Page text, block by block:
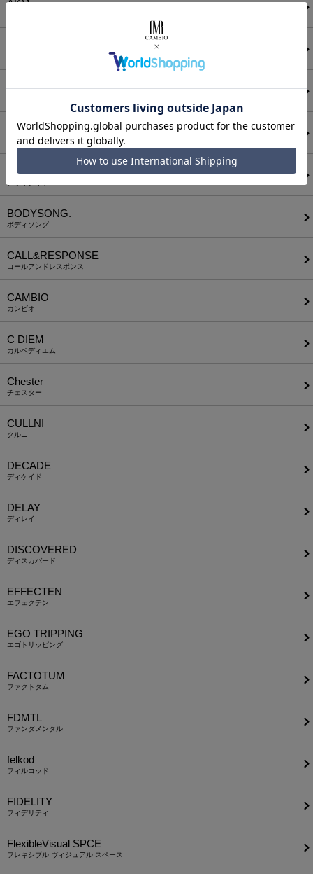
AKM
ANGENEHM
ATTACHMENT
アタッチメント
AUI NITE
BODYSONG.
ボディソング
CALL&RESPONSE
コールアンドレスポンス
CAMBIO
カンビオ
C DIEM
カルペディエム
Chester
チェスター
CULLNI
クルニ
DECADE
ディケイド
DELAY
ディレイ
DISCOVERED
ディスカバード
EFFECTEN
エフェクテン
EGO TRIPPING
エゴトリッピング
FACTOTUM
ファクトタム
FDMTL
ファンダメンタル
felkod
フィルコッド
FIDELITY
フィデリティ
FlexibleVisual SPCE
フレキシブル ヴィジュアル スペース